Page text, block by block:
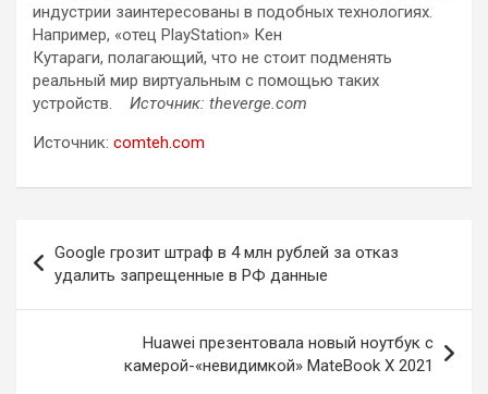
индустрии заинтересованы в подобных технологиях.
Например, «отец PlayStation» Кен
Кутараги, полагающий, что не стоит подменять
реальный мир виртуальным с помощью таких
устройств. Источник: theverge.com
Источник: comteh.com
по
записям
Google грозит штраф в 4 млн рублей за отказ
удалить запрещенные в РФ данные
Huawei презентовала новый ноутбук с
камерой-«невидимкой» MateBook X 2021